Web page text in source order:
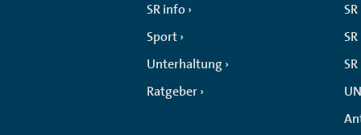
SR info
Sport
Unterhaltung
Ratgeber